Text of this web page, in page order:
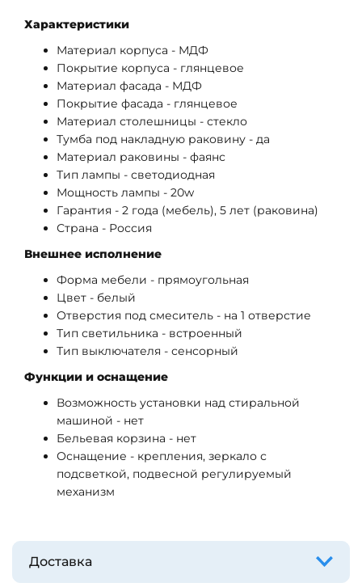
Характеристики
Материал корпуса - МДФ
Покрытие корпуса - глянцевое
Материал фасада - МДФ
Покрытие фасада - глянцевое
Материал столешницы - стекло
Тумба под накладную раковину - да
Материал раковины - фаянс
Тип лампы - светодиодная
Мощность лампы - 20w
Гарантия - 2 года (мебель), 5 лет (раковина)
Страна - Россия
Внешнее исполнение
Форма мебели - прямоугольная
Цвет - белый
Отверстия под смеситель - на 1 отверстие
Тип светильника - встроенный
Тип выключателя - сенсорный
Функции и оснащение
Возможность установки над стиральной
машиной - нет
Бельевая корзина - нет
Оснащение - крепления, зеркало с
подсветкой, подвесной регулируемый
механизм
Доставка